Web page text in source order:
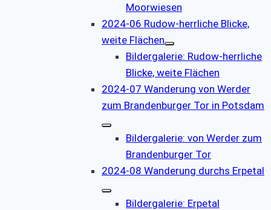
Moorwiesen
2024-06 Rudow-herrliche Blicke,
weite Flächen
Bildergalerie: Rudow-herrliche
Blicke, weite Flächen
2024-07 Wanderung von Werder
zum Brandenburger Tor in Potsdam
Bildergalerie: von Werder zum
Brandenburger Tor
2024-08 Wanderung durchs Erpetal
Bildergalerie: Erpetal